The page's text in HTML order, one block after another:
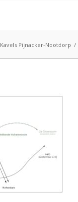
Kavels Pijnacker-Nootdorp /